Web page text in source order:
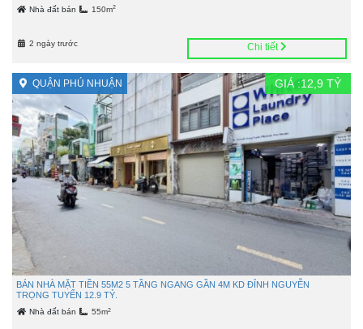
Nhà đất bán 150m2
2 ngày trước Chi tiết
QUẬN PHÚ NHUẬN GIÁ :12,9 TỶ
BÁN NHÀ MẶT TIỀN 55M2 5 TẦNG NGANG GẦN 4M KD ĐỈNH NGUYỄN
TRỌNG TUYỂN 12.9 TỶ.
Nhà đất bán 55m2